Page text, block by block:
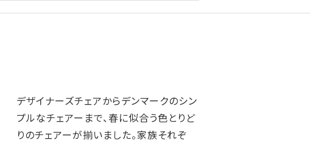
デザイナーズチェアからデンマークのシン
プルなチェアーまで、春に似合う色とりど
りのチェアーが揃いました。家族それぞ